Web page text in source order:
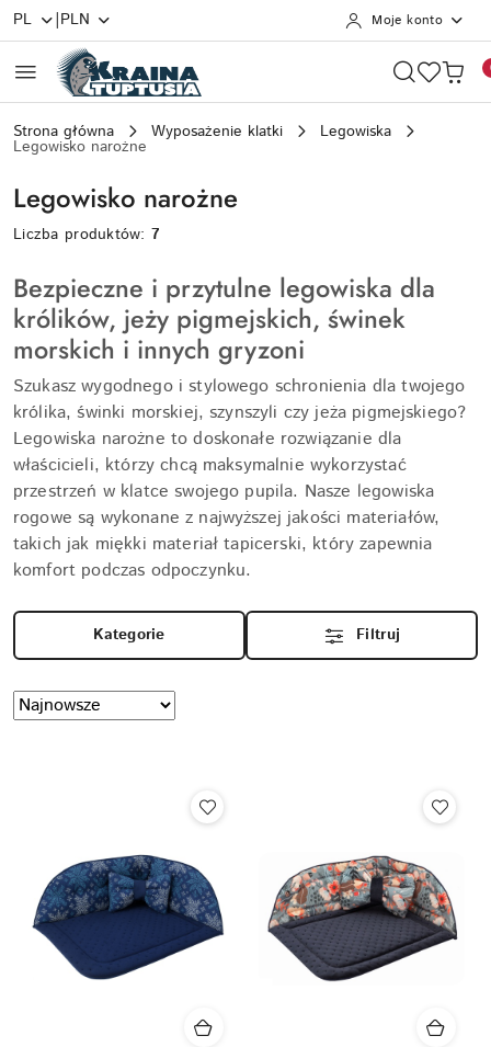
Przejdź do treści głównej
Przejdź do wyszukiwarki
Przejdź do moje konto
Przejdź do menu głównego
Przejdź do stopki
PL |PLN Moje konto
Strona główna Wyposażenie klatki Legowiska
Legowisko narożne
Legowisko narożne
Liczba produktów:7
Bezpieczne i przytulne legowiska dla
królików, jeży pigmejskich, świnek
morskich i innych gryzoni
Szukasz wygodnego i stylowego schronienia dla twojego
królika, świnki morskiej, szynszyli czy jeża pigmejskiego?
Legowiska narożne to doskonałe rozwiązanie dla
właścicieli, którzy chcą maksymalnie wykorzystać
przestrzeń w klatce swojego pupila. Nasze legowiska
rogowe są wykonane z najwyższej jakości materiałów,
takich jak miękki materiał tapicerski, który zapewnia
komfort podczas odpoczynku.
Kategorie Filtruj
Zastosowano
sortowanie:
Sortuj
według